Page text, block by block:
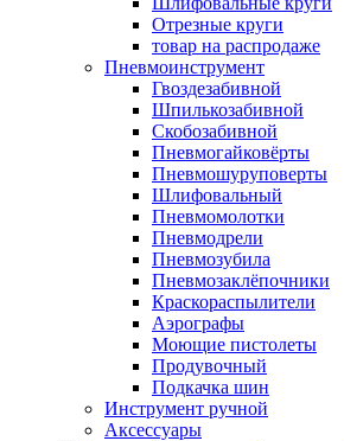
Отрезные круги
товар на распродаже
Пневмоинструмент
Гвоздезабивной
Шпилькозабивной
Скобозабивной
Пневмогайковёрты
Пневмошуруповерты
Шлифовальный
Пневмомолотки
Пневмодрели
Пневмозубила
Пневмозаклёпочники
Краскораспылители
Аэрографы
Моющие пистолеты
Продувочный
Подкачка шин
Инструмент ручной
Аксессуары